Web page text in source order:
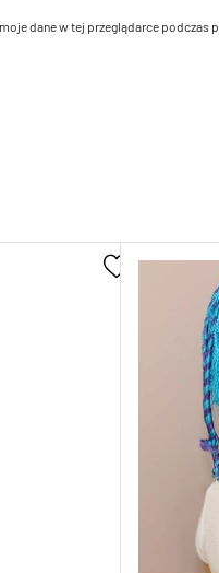
dane w tej przeglądarce podczas